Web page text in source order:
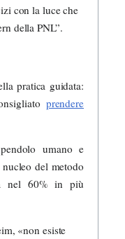
con la luce che
della PNL”.
pratica guidata:
prendere
umano e
del metodo
nel 60% in più
«non esiste